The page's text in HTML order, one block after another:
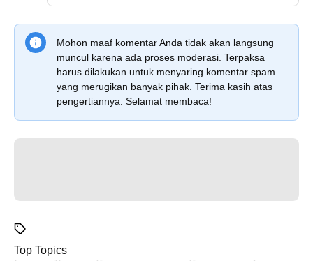
Mohon maaf komentar Anda tidak akan langsung
muncul karena ada proses moderasi. Terpaksa
harus dilakukan untuk menyaring komentar spam
yang merugikan banyak pihak. Terima kasih atas
pengertiannya. Selamat membaca!
Top Topics